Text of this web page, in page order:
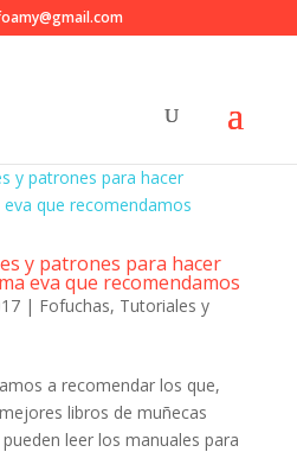
y patrones para hacer
eva que recomendamos
| Fofuchas, Tutoriales y
a recomendar los que,
libros de muñecas
leer los manuales para